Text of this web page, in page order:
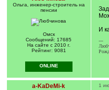
Ольга, инженер-строитель на
пенсии
Омск
Сообщений: 17685
На сайте с 2010 г.
Рейтинг: 9081
И
---
ONLINE
a-KaDeMi-k 1